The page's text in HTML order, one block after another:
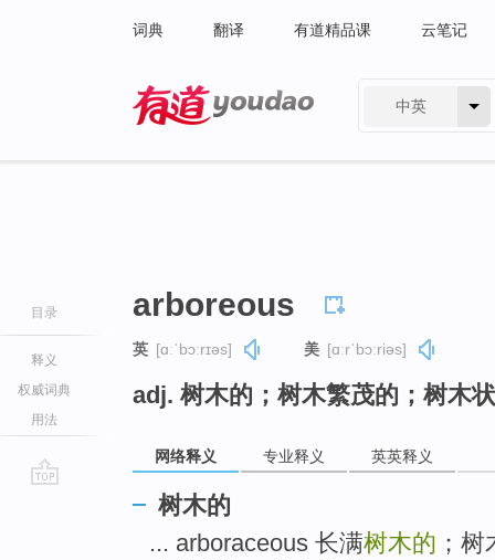
词典 翻译 有道精品课 云笔记
中英
目录
释义
权威词典
用法
arboreous
英 [ɑːˈbɔːrɪəs] 美 [ɑːrˈbɔːriəs]
adj. 树木的；树木繁茂的；树木
网络释义 专业释义 英英释义
树木的
... arboraceous 长满树木的 ；